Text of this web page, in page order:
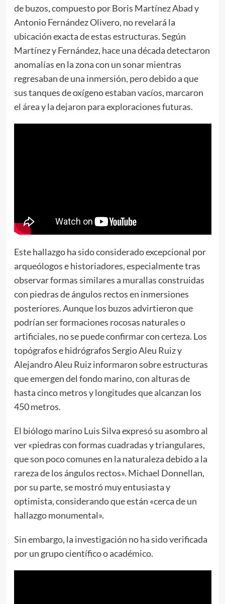
de buzos, compuesto por Boris Martínez Abad y
Antonio Fernández Olivero, no revelará la
ubicación exacta de estas estructuras. Según
Martínez y Fernández, hace una década detectaron
anomalías en la zona con un sonar mientras
regresaban de una inmersión, pero debido a que
sus tanques de oxígeno estaban vacíos, marcaron
el área y la dejaron para exploraciones futuras.
Este hallazgo ha sido considerado excepcional por
arqueólogos e historiadores, especialmente tras
observar formas similares a murallas construidas
con piedras de ángulos rectos en inmersiones
posteriores. Aunque los buzos advirtieron que
podrían ser formaciones rocosas naturales o
artificiales, no se puede confirmar con certeza. Los
topógrafos e hidrógrafos Sergio Aleu Ruiz y
Alejandro Aleu Ruiz informaron sobre estructuras
que emergen del fondo marino, con alturas de
hasta cinco metros y longitudes que alcanzan los
450 metros.
El biólogo marino Luis Silva expresó su asombro al
ver «piedras con formas cuadradas y triangulares,
que son poco comunes en la naturaleza debido a la
rareza de los ángulos rectos». Michael Donnellan,
por su parte, se mostró muy entusiasta y
optimista, considerando que están «cerca de un
hallazgo monumental».
Sin embargo, la investigación no ha sido verificada
por un grupo científico o académico.